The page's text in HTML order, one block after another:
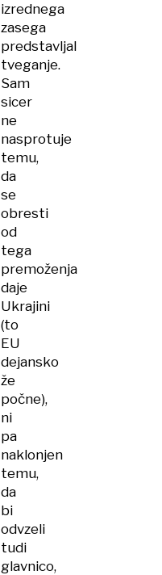
izrednega
zasega
predstavljal
tveganje.
Sam
sicer
ne
nasprotuje
temu,
da
se
obresti
od
tega
premoženja
daje
Ukrajini
(to
EU
dejansko
že
počne),
ni
pa
naklonjen
temu,
da
bi
odvzeli
tudi
glavnico,